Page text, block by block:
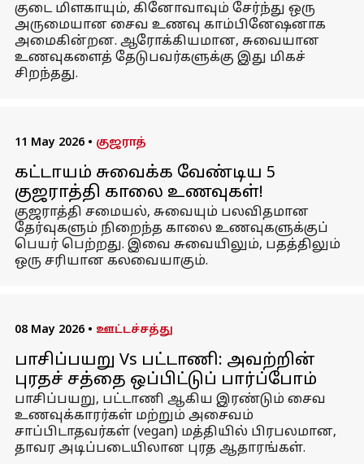
குடை மிளகாயும், கினோவாவும் சேர்ந்து ஒரு
அருமையான சைவ உணவு காம்பினேஷனாக
அமைகின்றன. ஆரோக்கியமான, சுவையான
உணவுகளைத் தேடுபவர்களுக்கு இது மிகச்
சிறந்தது.
11 May 2026 • குஜராத்
கட்டாயம் சுவைக்க வேண்டிய 5
குஜராத்தி காலை உணவுகள்!
குஜராத்தி சமையல், சுவையும் பலவிதமான
தேர்வுகளும் நிறைந்த காலை உணவுகளுக்குப்
பெயர் பெற்றது. இவை சுவையிலும், பதத்திலும்
ஒரு சரியான கலவையாகும்.
08 May 2026 • ஊட்டச்சத்து
பாசிப்பயறு Vs பட்டாணி: அவற்றின்
புரதச் சத்தை ஒப்பிட்டுப் பார்ப்போம்
பாசிப்பயறு, பட்டாணி ஆகிய இரண்டும் சைவ
உணவுக்காரர்கள் மற்றும் அசைவம்
சாப்பிடாதவர்கள் (vegan) மத்தியில் பிரபலமான,
தாவர அடிப்படையிலான புரத ஆதாரங்கள்.